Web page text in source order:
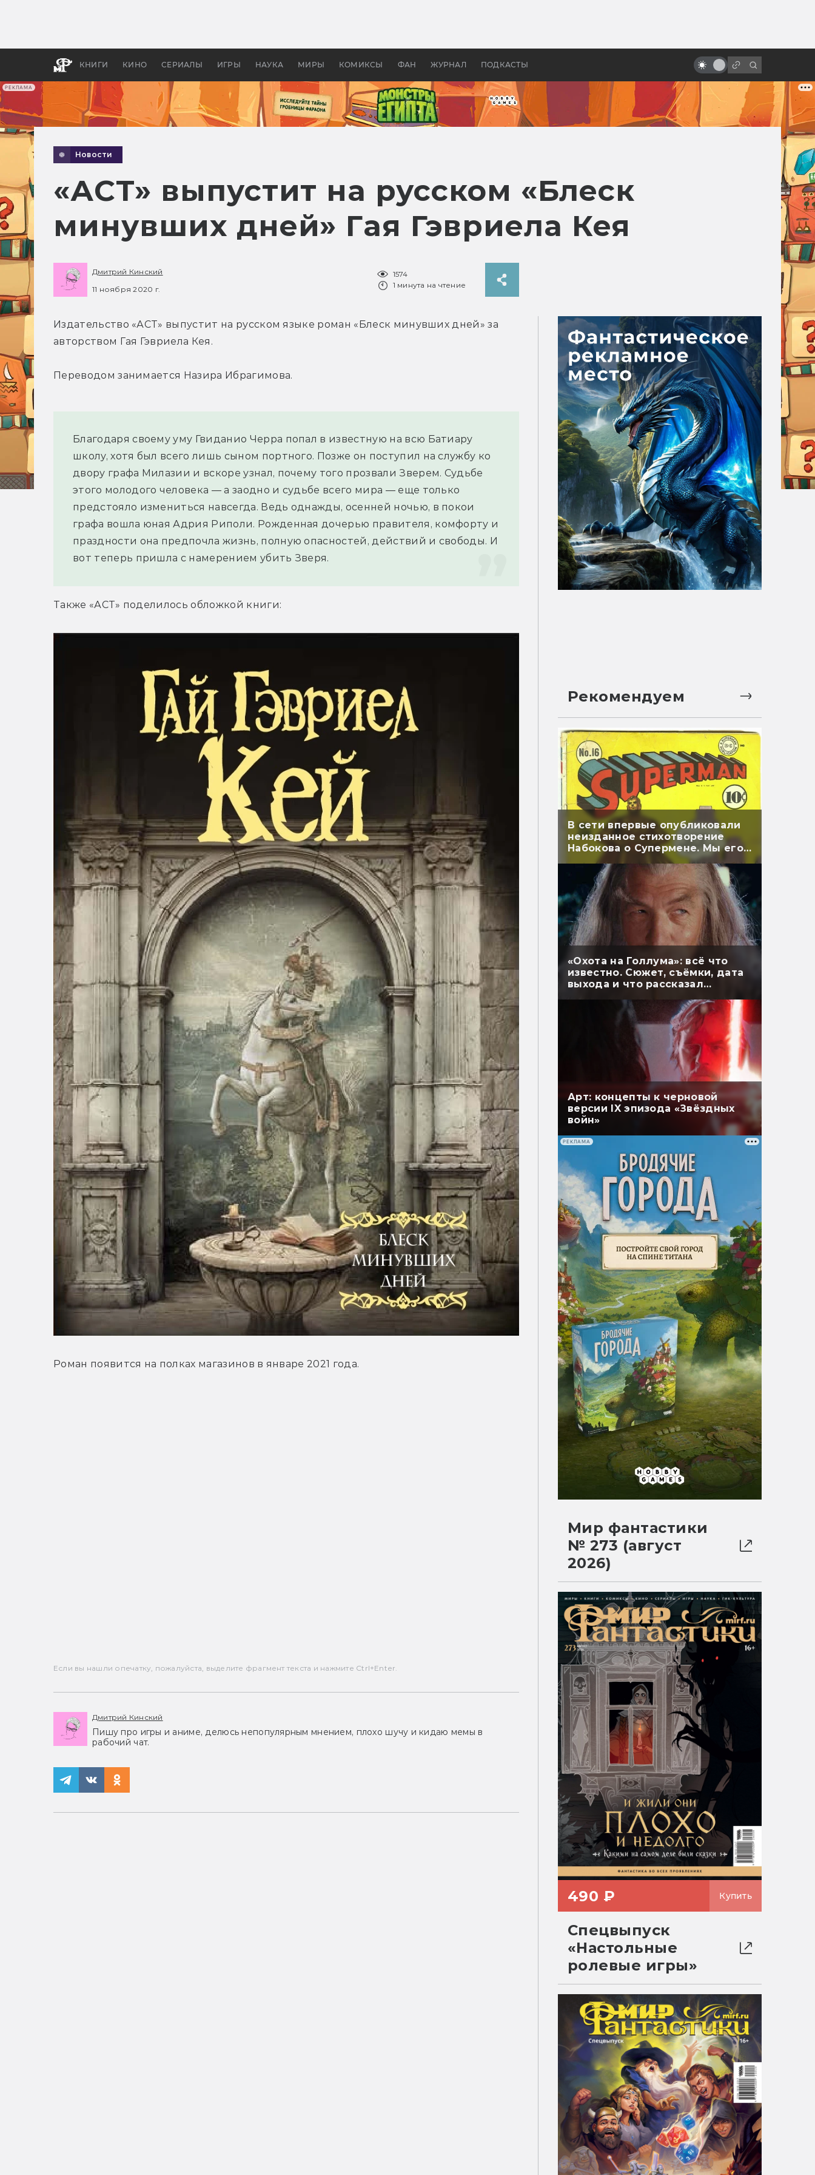
РЕКЛАМА
КНИГИ КИНО СЕРИАЛЫ ИГРЫ НАУКА МИРЫ КОМИКСЫ ФАН ЖУРНАЛ ПОДКАСТЫ
апокалипсис, в России —
бы «Властелина колец»
Universal
Новости
«АСТ» выпустит на русском «Блеск
минувших дней» Гая Гэвриела Кея
Дмитрий Кинский
11 ноября 2020 г.
1574
1 минута на чтение
Издательство «АСТ» выпустит на русском языке роман «Блеск минувших дней» за
авторством Гая Гэвриела Кея.
Переводом занимается Назира Ибрагимова.
Благодаря своему уму Гвиданио Черра попал в известную на всю Батиару
школу, хотя был всего лишь сыном портного. Позже он поступил на службу ко
двору графа Милазии и вскоре узнал, почему того прозвали Зверем. Судьбе
этого молодого человека — а заодно и судьбе всего мира — еще только
предстояло измениться навсегда. Ведь однажды, осенней ночью, в покои
графа вошла юная Адрия Риполи. Рожденная дочерью правителя, комфорту и
праздности она предпочла жизнь, полную опасностей, действий и свободы. И
вот теперь пришла с намерением убить Зверя.
Также «АСТ» поделилось обложкой книги:
Роман появится на полках магазинов в январе 2021 года.
Если вы нашли опечатку, пожалуйста, выделите фрагмент текста и нажмите Ctrl+Enter.
Дмитрий Кинский
Пишу про игры и аниме, делюсь непопулярным мнением, плохо шучу и кидаю мемы в
рабочий чат.
Рекомендуем
В сети впервые опубликовали
неизданное стихотворение
Набокова о Супермене. Мы его
перевели
«Охота на Голлума»: всё что
известно. Сюжет, съёмки, дата
выхода и что рассказал
Арт: концепты к черновой
версии IX эпизода «Звёздных
войн»
РЕКЛАМА
Мир фантастики
№ 273 (август
2026)
490 ₽ Купить
Спецвыпуск
«Настольные
ролевые игры»